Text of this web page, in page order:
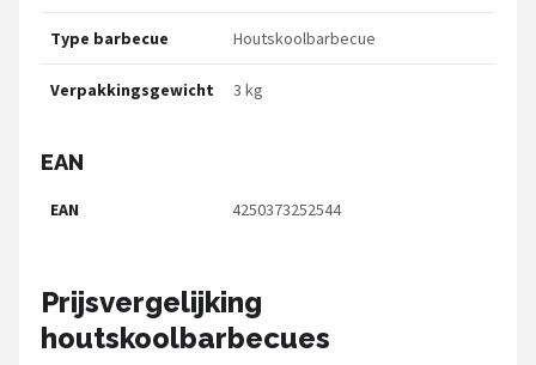
Type barbecue Houtskoolbarbecue
Verpakkingsgewicht 3 kg
EAN
EAN 4250373252544
Prijsvergelijking
houtskoolbarbecues